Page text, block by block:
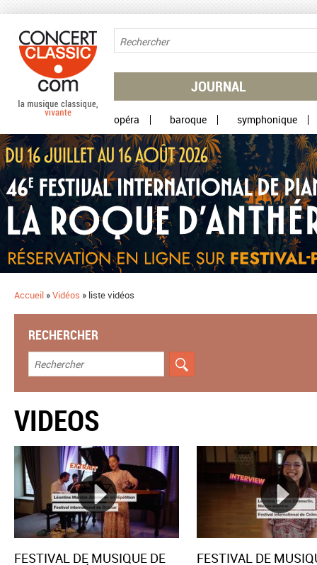
JOURNAL
opéra baroque symphonique
Accueil »Vidéos » liste vidéos
RECHERCHER
VIDEOS
FESTIVAL DE MUSIQUE DE FESTIVAL DE